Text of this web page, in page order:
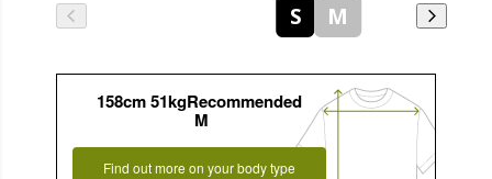
S M
158cm 51kgRecommended
M
Find out more on your body type